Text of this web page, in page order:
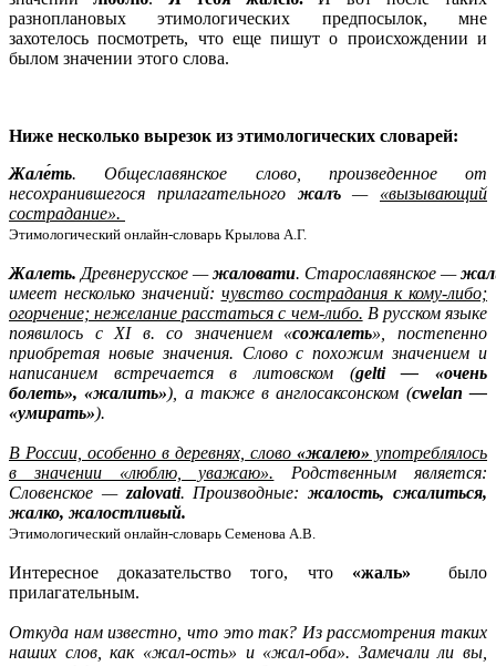
разноплановых этимологических предпосылок, мне
захотелось посмотреть, что еще пишут о происхождении и
былом значении этого слова.
Ниже несколько вырезок из этимологических словарей:
Жале́ть. Общеславянское слово, произведенное от
несохранившегося прилагательного жалъ— «вызывающий
сострадание».
Этимологический онлайн-словарь Крылова А.Г.
Жалеть. Древнерусское —жаловати. Старославянское —
имеет несколько значений: чувство сострадания к кому-либо;
огорчение; нежелание расстаться с чем-либо. В русском языке
появилось с XI в. со значением «сожалеть», постепенно
приобретая новые значения. Слово с похожим значением и
написанием встречается в литовском (gelti — «очень
болеть», «жалить»), а также в англосаксонском (cwelan —
«умирать»).
В России, особенно в деревнях, слово «жалею» употреблялось
в значении «люблю, уважаю». Родственным является:
Словенское — zalovati. Производные:жалость, сжалиться,
жалко, жалостливый.
Этимологический онлайн-словарь Семенова А.В.
Интересное доказательство того, что «жаль» было
прилагательным.
Откуда нам известно, что это так? Из рассмотрения таких
наших слов, как «жал-ость» и «жал-оба». Замечали ли вы,